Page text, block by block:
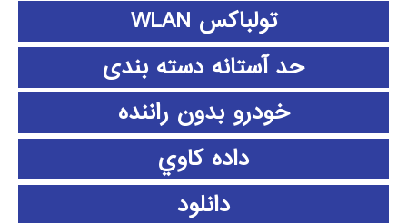
تولباکس WLAN
حد آستانه دسته بندی
خودرو بدون راننده
داده كاوي
دانلود